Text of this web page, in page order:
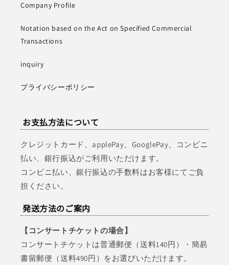
Company Profile
Notation based on the Act on Specified Commercial
Transactions
inquiry
プライバシーポリシー
お支払方法について
クレジットカード、applePay、GooglePay、コンビニ
払い、銀行振込がご利用いただけます。
コンビニ払い、銀行振込の手数料はお客様にてご負
担ください。
発送方法のご案内
【コンサートチケットの場合】
コンサートチケットは普通郵便（送料140円）・簡易
書留郵便（送料490円）をお選びいただけます。